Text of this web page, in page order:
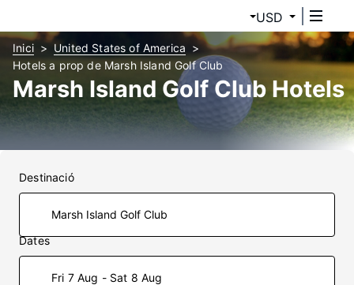
USD
Inici
United States of America
Hotels a prop de Marsh Island Golf Club
Marsh Island Golf Club Hotels
Destinació
Dates
Fri 7 Aug - Sat 8 Aug